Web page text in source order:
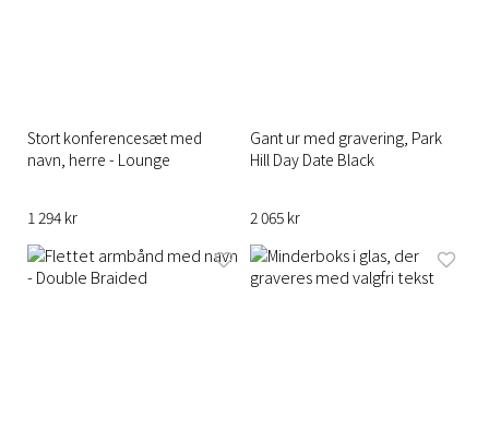
Stort konferencesæt med
navn, herre - Lounge
1 294 kr
Gant ur med gravering, Park
Hill Day Date Black
2 065 kr